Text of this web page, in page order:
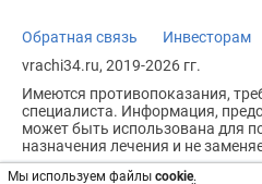
Мы используем файлы cookie.
Обратная связь Инвесторам
vrachi34.ru, 2019-2026 гг.
Имеются противопоказания,
специалиста. Информация,
может быть использована для
назначения лечения и не
Возрастное ограничение: 18+